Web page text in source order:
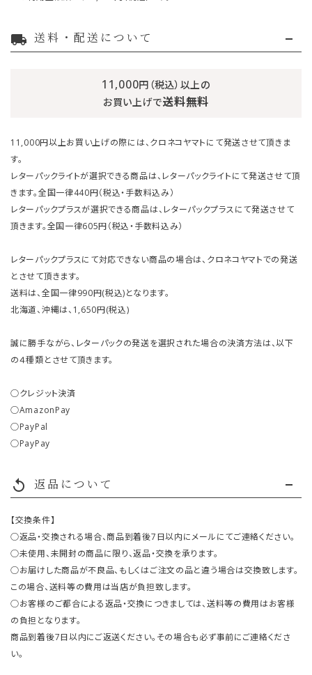
local_shipping 送料・配送について
11,000円（税込）以上の
お買い上げで送料無料
11,000円以上お買い上げの際には、クロネコヤマトにて発送させて頂きま
す。
レターパックライトが選択できる商品は、レターパックライトにて発送させて頂
きます。全国一律440円（税込・手数料込み）
レターパックプラスが選択できる商品は、レターパックプラスにて発送させて
頂きます。全国一律605円（税込・手数料込み）
レターパックプラスにて対応できない商品の場合は、クロネコヤマトでの発送
とさせて頂きます。
送料は、全国一律990円(税込)となります。
北海道、沖縄は、1,650円(税込)
誠に勝手ながら、レターパックの発送を選択された場合の決済方法は、以下
の４種類とさせて頂きます。
○クレジット決済
○AmazonPay
○PayPal
○PayPay
replay 返品について
【交換条件】
○返品・交換される場合、商品到着後7日以内にメールにてご連絡ください。
○未使用、未開封の商品に限り、返品・交換を承ります。
○お届けした商品が不良品、もしくはご注文の品と違う場合は交換致します。
この場合、送料等の費用は当店が負担致します。
○お客様のご都合による返品・交換につきましては、送料等の費用はお客様
の負担となります。
商品到着後7日以内にご返送ください。その場合も必ず事前にご連絡くださ
い。